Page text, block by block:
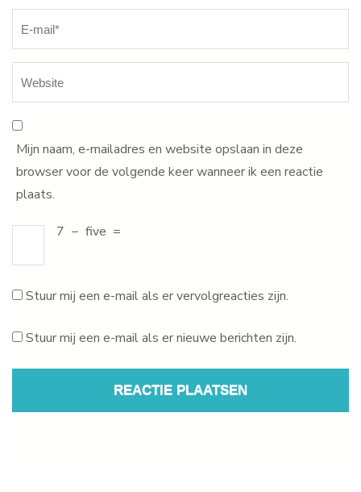
Mijn naam, e-mailadres en website opslaan in deze
browser voor de volgende keer wanneer ik een reactie
plaats.
7 − five =
Stuur mij een e-mail als er vervolgreacties zijn.
Stuur mij een e-mail als er nieuwe berichten zijn.